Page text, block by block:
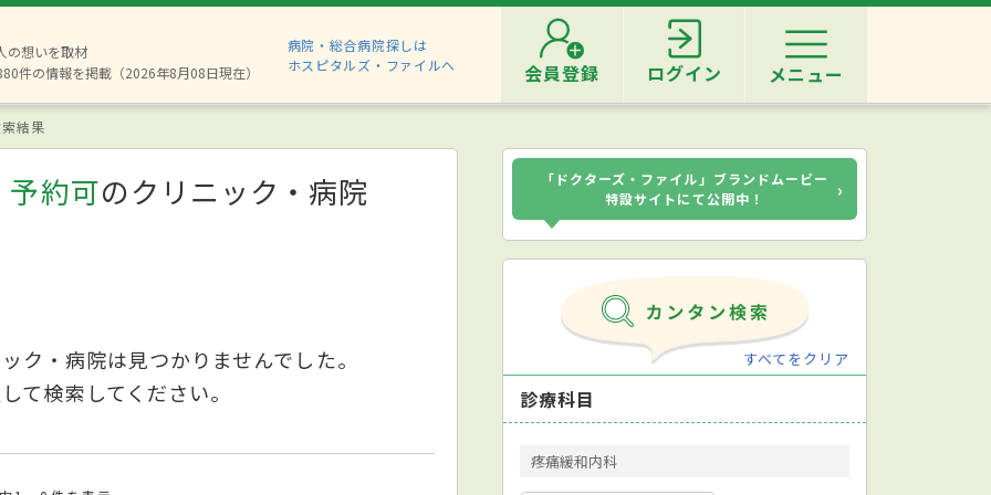
の想いを取材
件の情報を掲載（2026年8月08日現在）
病院・総合病院探しは
ホスピタルズ・ファイルへ
会員登録 ログイン メニュー
結果
約可のクリニック・病院
ク・病院は見つかりませんでした。
て検索してください。
「ドクターズ・ファイル」ブランドムービー
特設サイトにて公開中！
›
すべてをクリア
診療科目
疼痛緩和内科